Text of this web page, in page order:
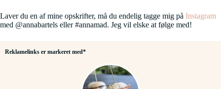
Laver du en af mine opskrifter, må du endelig tagge mig på Instagram
med @annabartels eller #annamad. Jeg vil elske at følge med!
Reklamelinks er markeret med*